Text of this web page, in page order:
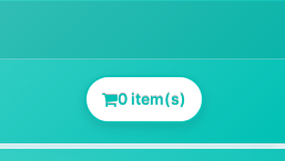
0 item(s)